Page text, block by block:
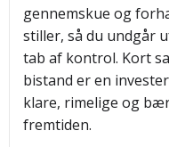
gennemskue og
stiller, så du undgår
tab af kontrol. Kort
bistand er en
klare, rimelige og
fremtiden.